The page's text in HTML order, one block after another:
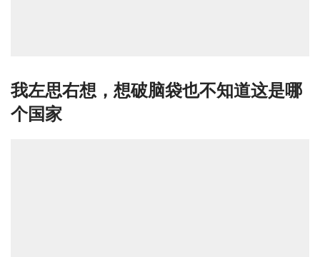
我左思右想，想破脑袋也不知道这是哪
个国家